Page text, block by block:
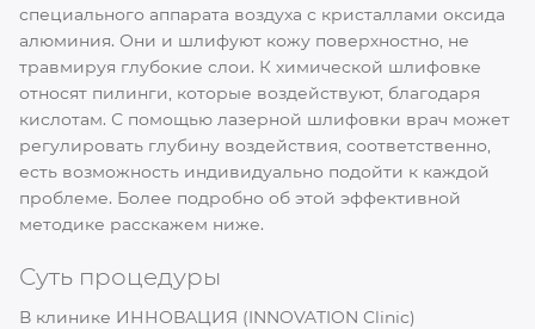
специального аппарата воздуха с кристаллами оксида
алюминия. Они и шлифуют кожу поверхностно, не
травмируя глубокие слои. К химической шлифовке
относят пилинги, которые воздействуют, благодаря
кислотам. С помощью лазерной шлифовки врач может
регулировать глубину воздействия, соответственно,
есть возможность индивидуально подойти к каждой
проблеме. Более подробно об этой эффективной
методике расскажем ниже.
Суть процедуры
В клинике ИННОВАЦИЯ (INNOVATION Clinic)